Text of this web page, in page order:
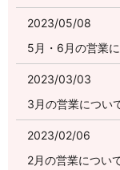
2023/05/08
5月・6月の営業
2023/03/03
3月の営業につい
2023/02/06
2月の営業につい